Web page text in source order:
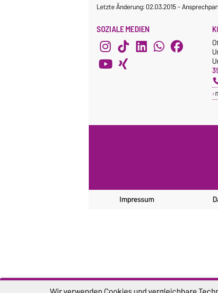
Letzte Änderung: 02.03.2015-
SOZIALE MEDIEN
Impressum